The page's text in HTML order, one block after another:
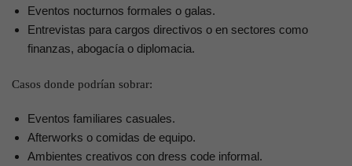
Eventos nocturnos formales o galas.
Entrevistas para cargos directivos o en sectores como
finanzas, abogacía o diplomacia.
Casos donde podrían sobrar:
Eventos familiares casuales.
Afterworks o comidas de equipo.
Ambientes creativos con dress code informal.